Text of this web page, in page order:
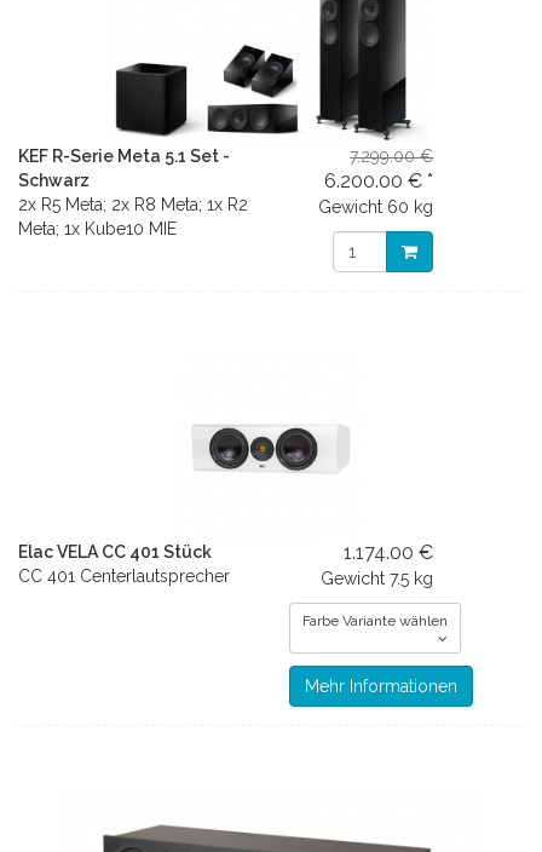
KEF R-Serie Meta 5.1 Set -
Schwarz
2x R5 Meta; 2x R8 Meta; 1x R2
Meta; 1x Kube10 MIE
7.299.00 €
6.200.00 € *
Gewicht 60 kg
Elac VELA CC 401 Stück
CC 401 Centerlautsprecher
1.174.00 €
Gewicht 7.5 kg
Farbe Variante wählen
Mehr Informationen